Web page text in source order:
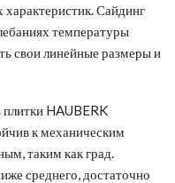
Сайдинг
температуры
свои линейные размеры и
плитки HAUBERK
к механическим
таким как град.
среднего, достаточно